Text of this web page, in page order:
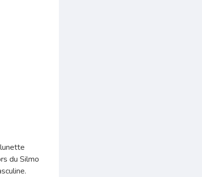
du Silmo